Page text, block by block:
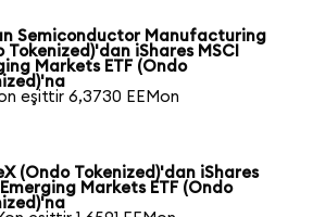
Semiconductor Manufacturing
Tokenized)'dan iShares MSCI
Markets ETF (Ondo
eşittir 6,3730 EEMon
(Ondo Tokenized)'dan iShares
Emerging Markets ETF (Ondo